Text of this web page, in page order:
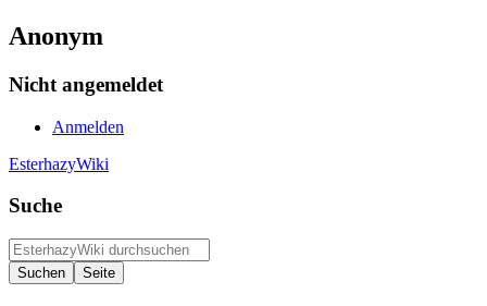
Anonym
Nicht angemeldet
Anmelden
EsterhazyWiki
Suche